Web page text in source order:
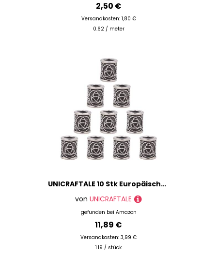
2,50 €
Versandkosten: 1,80 €
0.62 / meter
UNICRAFTALE 10 Stk Europäische Edelstahl Perlen Antiksilber Säule Perlen 6.5mm Paracord Perle Lanyard Perlen Bartperlen Haarperlen Säule Zwischenperlen Für Haar Bart Armbänder Schmuckherstellung
von UNICRAFTALE
gefunden bei Amazon
11,89 €
Versandkosten: 3,99 €
1.19 / stück